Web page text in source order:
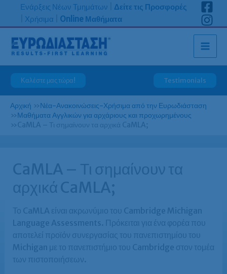
Μετάβαση
περιεχόμενο
Ενάρξεις Νέων Τμημάτων
Δείτε τις Προσφορές
Χρήσιμα Online Μαθήματα
Καλέστε μας τώρα! Testimonials
Αρχική »Νέα-Ανακοινώσεις-Χρήσιμα από την Ευρωδιάσταση
»Μαθήματα Αγγλικών για αρχάριους και προχωρημένους
»CaMLA – Τι σημαίνουν τα αρχικά CaMLA;
CaMLA – Τι σημαίνουν τα
αρχικά CaMLA;
Το CaMLA είναι ακρωνύμιο του Cambridge Michigan
Language Assessments. Πρόκειται για ένα φορέα που
αποτελεί προϊόν συνεργασίας του πανεπιστημίου του
Michigan με το πανεπιστήμιο του Cambridge στον τομέα
των πιστοποιήσεων.